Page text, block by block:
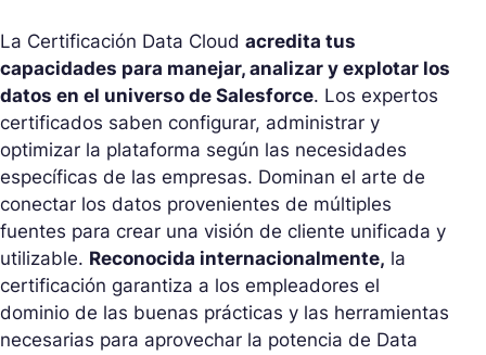
La Certificación Data Cloud acredita tus
capacidades para manejar, analizar y explotar los
datos en el universo de Salesforce. Los expertos
certificados saben configurar, administrar y
optimizar la plataforma según las necesidades
específicas de las empresas. Dominan el arte de
conectar los datos provenientes de múltiples
fuentes para crear una visión de cliente unificada y
utilizable. Reconocida internacionalmente, la
certificación garantiza a los empleadores el
dominio de las buenas prácticas y las herramientas
necesarias para aprovechar la potencia de Data